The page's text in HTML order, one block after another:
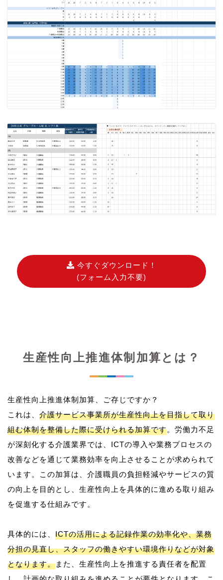
今すぐダウンロード！
(フォーム入力不要)
生産性向上推進体制加算とは？
生産性向上推進体制加算、ご存じですか？
これは、 介護サービス事業所が生産性向上を目指して取り
組む体制を整備した際に受けられる加算です。労働力不足
が深刻化する介護業界では、ICTの導入や業務プロセスの
改善などを通じて業務効率を向上させることが求められて
います。この加算は、介護職員の負担軽減やサービスの質
の向上を目的とし、生産性向上を具体的に進める取り組み
を促進する仕組みです。
具体的には、 ICTの活用による記録作業の効率化や、業務
分担の見直し、スタッフの働きやすい環境作りなどが対象
となります。また、生産性向上を推進する責任者を配置